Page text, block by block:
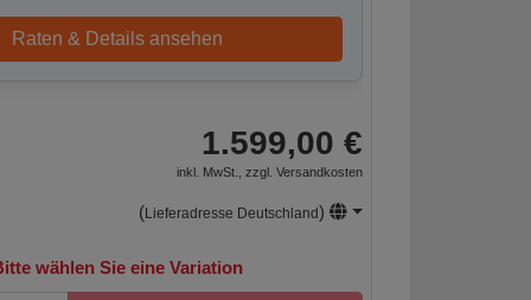
Raten & Details ansehen
1.599,00 €
inkl. MwSt., zzgl. Versandkosten
(Lieferadresse Deutschland)
wählen Sie eine Variation